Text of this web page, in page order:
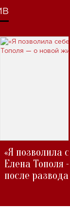
«Я позволила
Елена Тополя
после развода